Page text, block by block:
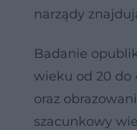
narządy
Badanie
wieku od 20 do
oraz
szacunkowy